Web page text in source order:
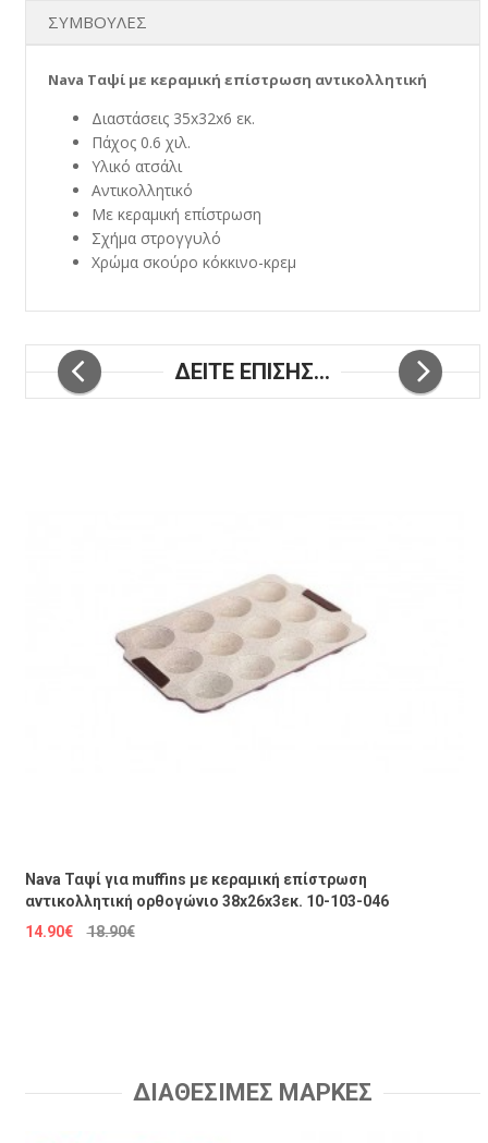
ΣΥΜΒΟΥΛΕΣ
Nava Ταψί με κεραμική επίστρωση αντικολλητική
Διαστάσεις 35x32x6 εκ.
Πάχος 0.6 χιλ.
Υλικό ατσάλι
Αντικολλητικό
Με κεραμική επίστρωση
Σχήμα στρογγυλό
Χρώμα σκούρο κόκκινο-κρεμ
ΔΕΙΤΕ ΕΠΙΣΗΣ...
Nava Ταψί για muffins με κεραμική επίστρωση
αντικολλητική ορθογώνιο 38x26x3εκ. 10-103-046
14.90€
18.90€
ΔΙΑΘΕΣΙΜΕΣ ΜΑΡΚΕΣ